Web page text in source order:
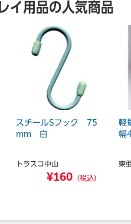
イ用品の人気商品
スチールSフック 75
mm 白
トラスコ中山
¥160 （税込）
軽
幅
東